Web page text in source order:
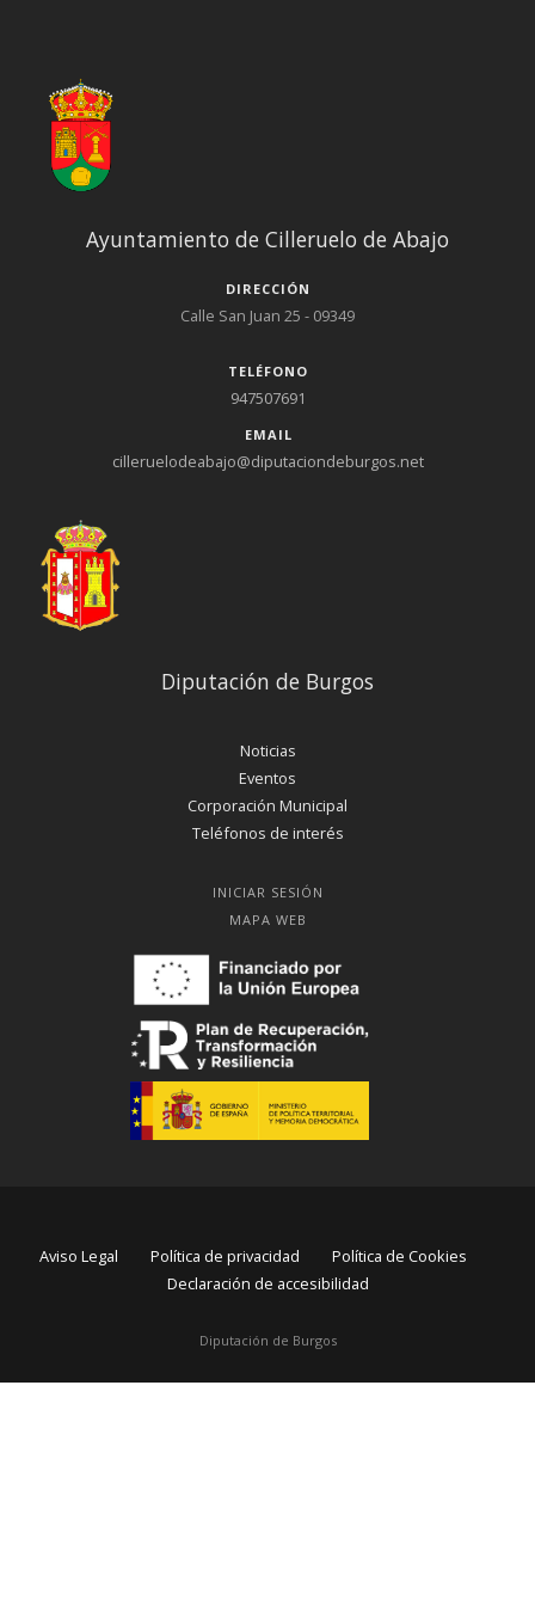
Ayuntamiento de Cilleruelo de Abajo
DIRECCIÓN
Calle San Juan 25 - 09349
TELÉFONO
947507691
EMAIL
cilleruelodeabajo@diputaciondeburgos.net
Diputación de Burgos
Noticias
Eventos
Corporación Municipal
Teléfonos de interés
INICIAR SESIÓN
MAPA WEB
Diputación de Burgos
Aviso Legal Política de privacidad
Política de Cookies
Declaración de accesibilidad